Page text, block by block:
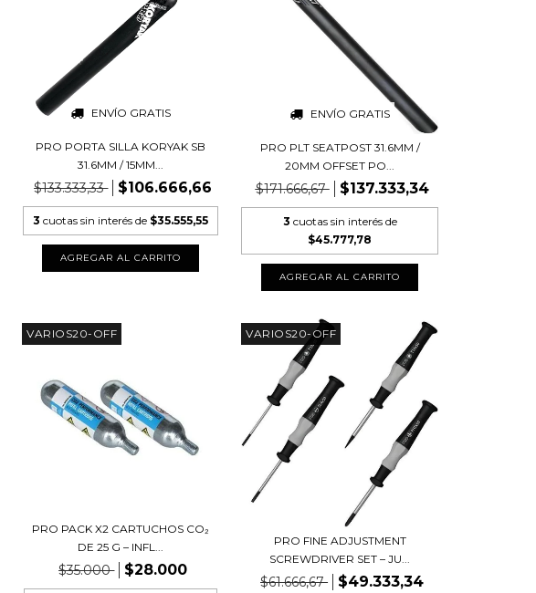
ENVÍO GRATIS
PRO PORTA SILLA KORYAK SB
31.6MM / 15MM...
$133.333,33 $106.666,66
3 cuotas sin interés de $35.555,55
ENVÍO GRATIS
PRO PLT SEATPOST 31.6MM /
20MM OFFSET PO...
$171.666,67 $137.333,34
3 cuotas sin interés de
$45.777,78
VARIOS20-OFF
PRO PACK X2 CARTUCHOS CO₂
DE 25 G – INFL...
$35.000 $28.000
VARIOS20-OFF
PRO FINE ADJUSTMENT
SCREWDRIVER SET – JU...
$61.666,67 $49.333,34